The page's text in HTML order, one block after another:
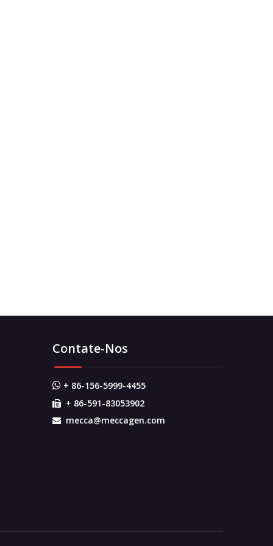
Contate-Nos
 + 86-156-5999-4455
 + 86-591-83053902
 mecca@meccagen.com